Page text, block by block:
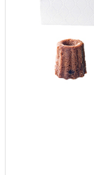
引出物ギフト
カタログギフト